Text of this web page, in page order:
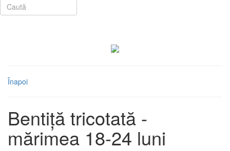
Înapoi
Bentiță tricotată -
mărimea 18-24 luni